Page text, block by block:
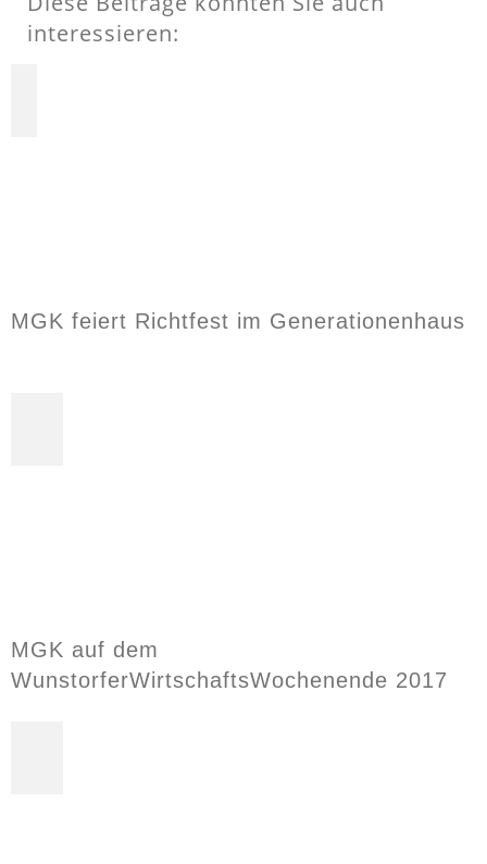
interessieren:
MGK feiert Richtfest im Generationenhaus
MGK auf dem
WunstorferWirtschaftsWochenende 2017